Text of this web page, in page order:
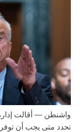
واشنطن — أقالت
تحدد متى يجب أن توفر